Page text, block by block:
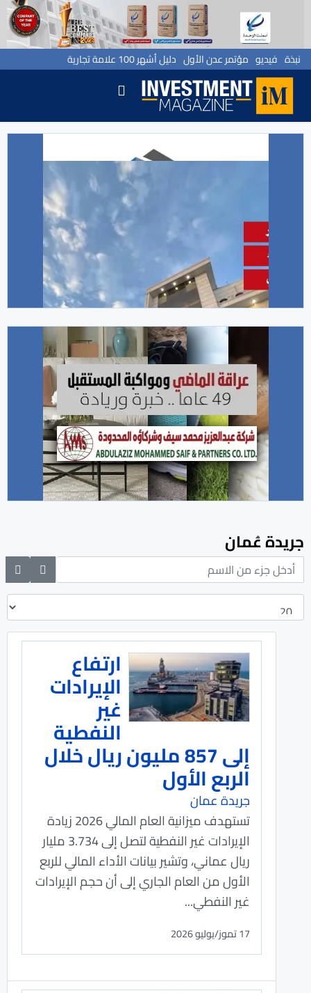
نبذة فيديو مؤتمر عدن الأول دليل أشهر 100 علامة تجارية
جريدة عُمان
ارتفاع
الإيرادات
غير
النفطية
إلى 857 مليون ريال خلال
الربع الأول
جريدة عمان
تستهدف ميزانية العام المالي 2026 زيادة
الإيرادات غير النفطية لتصل إلى 3.734 مليار
ريال عماني، وتشير بيانات الأداء المالي للربع
الأول من العام الجاري إلى أن حجم الإيرادات
غير النفطي...
17 تموز/يوليو 2026